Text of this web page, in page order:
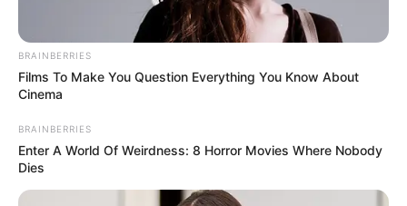
BRAINBERRIES
Films To Make You Question Everything You Know About
Cinema
BRAINBERRIES
Enter A World Of Weirdness: 8 Horror Movies Where Nobody
Dies